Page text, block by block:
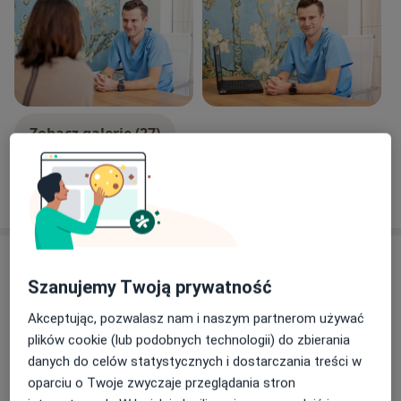
zwężenia tętnic szyjnych, miażdżycy tętnic kończyn
dolnych. Większość przeprowadzanych przeze mnie
procedur to nowoczesne zabiegi małoinwazyjne -
wewnątrznaczyniowe. W SCM VenoMedica zajmuję się
diagnostyką ultrasonograficzną chorób naczyń oraz
leczeniem żylaków kończyn dolnych. Przeprowadzam
też małoinwazyjne zabiegi takie jak laserowe usuwanie
żylaków EVLT oraz skleroterapia żylaków i pajączków
naczyniowych.
Zobacz galerię (27)
lek. Krzysztof Jacyna
Zakładowa 14a, 50-231 Wrocław
VenoMedica to Specjalistyczne Centrum
Medyczne stworzone z myślą o pacjentach
cierpiących z powodu coraz powszechniejszych
Szanujemy Twoją prywatność
Akceptując, pozwalasz nam i naszym partnerom używać
plików cookie (lub podobnych technologii) do zbierania
danych do celów statystycznych i dostarczania treści w
oparciu o Twoje zwyczaje przeglądania stron